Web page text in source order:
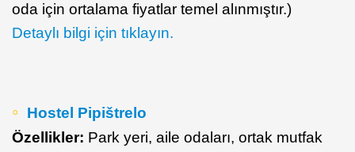
oda için ortalama fiyatlar temel alınmıştır.)
Detaylı bilgi için tıklayın.
Hostel Pipištrelo
Özellikler: Park yeri, aile odaları, ortak mutfak